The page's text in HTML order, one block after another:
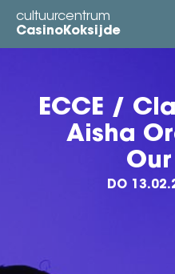
Overslaan
naar
cultuurcentrum
CasinoKoksijde
ECCE /
Aisha
DO